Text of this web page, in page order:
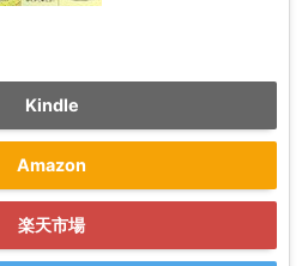
Kindle
Amazon
楽天市場